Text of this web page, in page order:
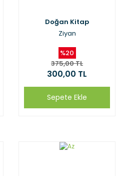
Doğan Kitap
Ziyan
%20
375,00 TL
300,00 TL
Sepete Ekle